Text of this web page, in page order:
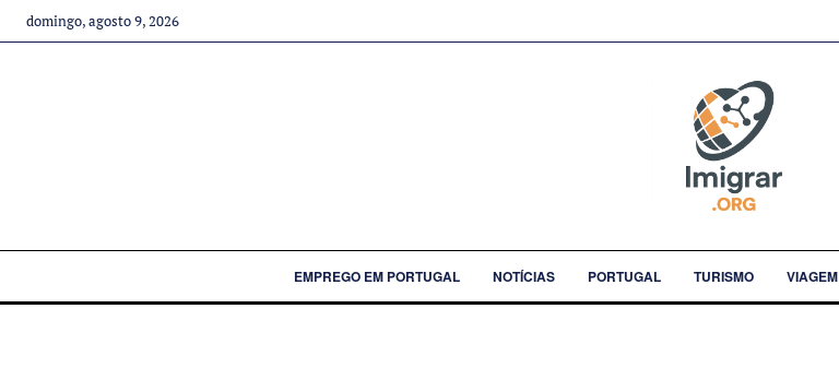
domingo, agosto 9, 2026
EMPREGO EM PORTUGAL NOTÍCIAS PORTUGAL TURISMO VIAGEM